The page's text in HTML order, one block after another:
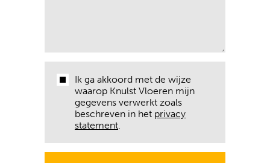
Ik ga akkoord met de wijze
waarop Knulst Vloeren mijn
gegevens verwerkt zoals
beschreven in het privacy
statement.
BERICHT VERZENDEN